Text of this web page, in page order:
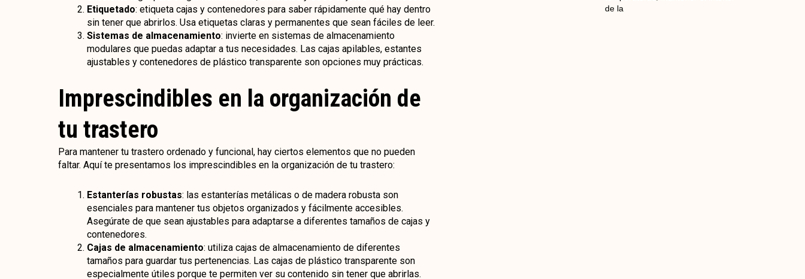
Etiquetado: etiqueta cajas y contenedores para saber rápidamente qué hay dentro
sin tener que abrirlos. Usa etiquetas claras y permanentes que sean fáciles de leer.
Sistemas de almacenamiento: invierte en sistemas de almacenamiento
modulares que puedas adaptar a tus necesidades. Las cajas apilables, estantes
ajustables y contenedores de plástico transparente son opciones muy prácticas.
Imprescindibles en la organización de
tu trastero
Para mantener tu trastero ordenado y funcional, hay ciertos elementos que no pueden
faltar. Aquí te presentamos los imprescindibles en la organización de tu trastero:
Estanterías robustas: las estanterías metálicas o de madera robusta son
esenciales para mantener tus objetos organizados y fácilmente accesibles.
Asegúrate de que sean ajustables para adaptarse a diferentes tamaños de cajas y
contenedores.
Cajas de almacenamiento: utiliza cajas de almacenamiento de diferentes
tamaños para guardar tus pertenencias. Las cajas de plástico transparente son
especialmente útiles porque te permiten ver su contenido sin tener que abrirlas.
de la